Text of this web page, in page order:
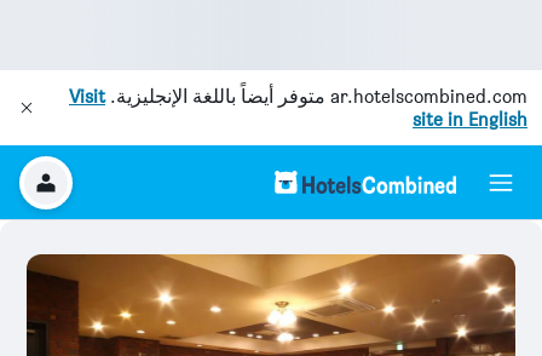
ar.hotelscombined.com متوفر أيضاً باللغة الإنجليزية.Visit
site in English